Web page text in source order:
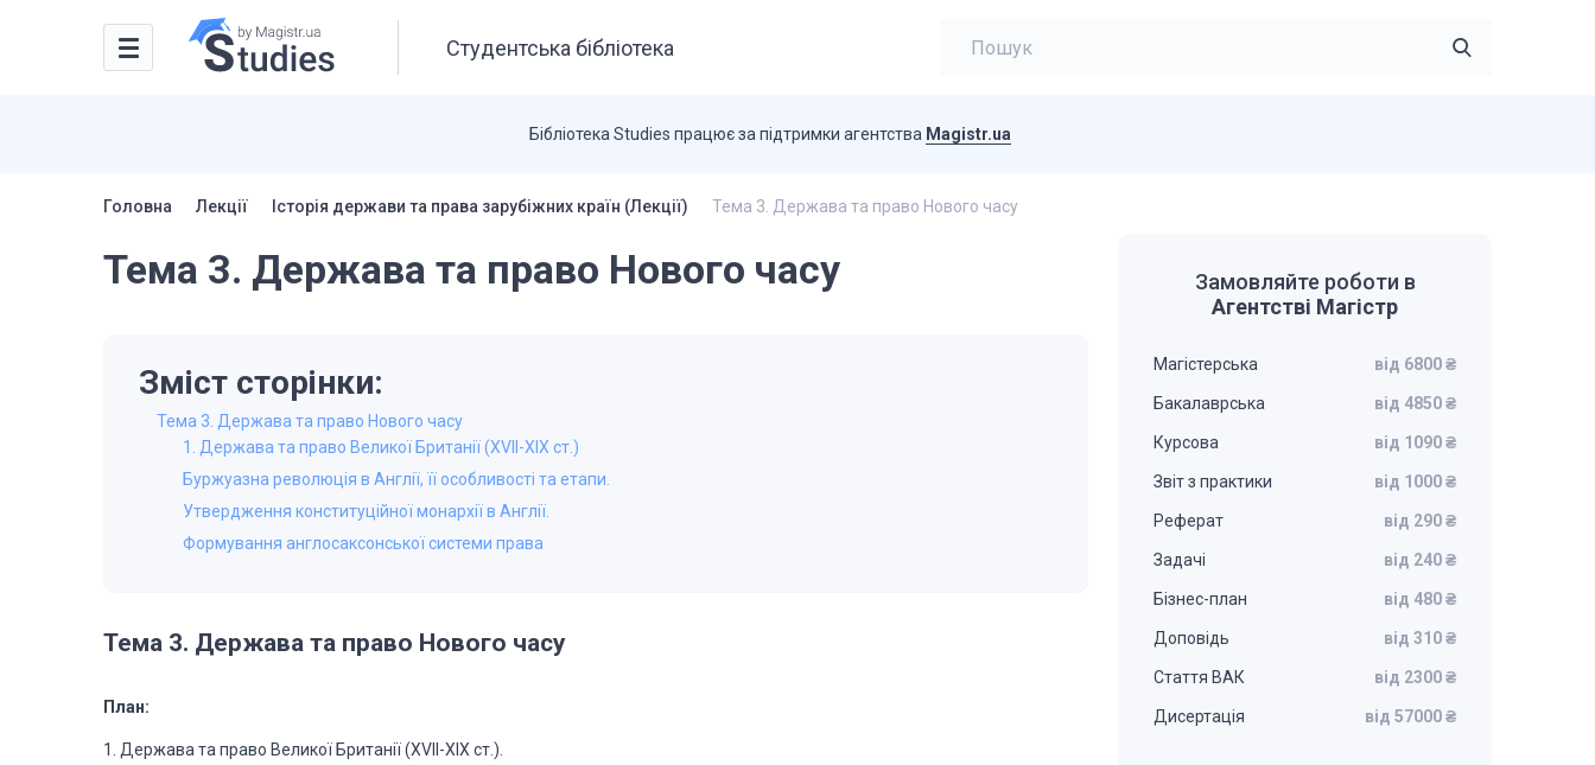
Студентська бібліотека
Бібліотека Studies працює за підтримки агентства Magistr.ua
Головна Лекції Історія держави та права зарубіжних країн (Лекції) Тема 3. Держава та право Нового часу
Тема 3. Держава та право Нового часу
Зміст сторінки:
Тема 3. Держава та право Нового часу
1. Держава та право Великої Британії (XVII-XIX ст.)
Буржуазна революція в Англії, її особливості та етапи.
Утвердження конституційної монархії в Англії.
Формування англосаксонської системи права
Тема 3. Держава та право Нового часу
План:
1. Держава та право Великої Британії (XVII-XIX ст.).
Замовляйте роботи в
Агентстві Магістр
Магістерська від 6800 ₴
Бакалаврська від 4850 ₴
Курсова від 1090 ₴
Звіт з практики від 1000 ₴
Реферат від 290 ₴
Задачі від 240 ₴
Бізнес-план від 480 ₴
Доповідь від 310 ₴
Стаття ВАК від 2300 ₴
Дисертація від 57000 ₴